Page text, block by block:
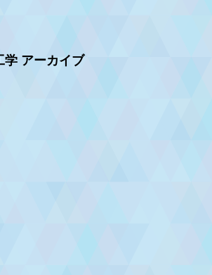
学 アーカイブ